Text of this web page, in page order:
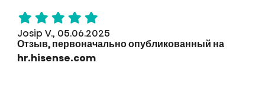
Josip V., 05.06.2025
Отзыв, первоначально опубликованный на
hr.hisense.com